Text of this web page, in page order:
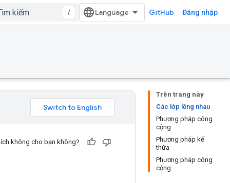
/ GitHub Đăng nhập
Trên trang này
Các lớp lồng nhau
Phương pháp công
cộng
Phương pháp kế
thừa
Phương pháp công
cộng
không cho bạn không?